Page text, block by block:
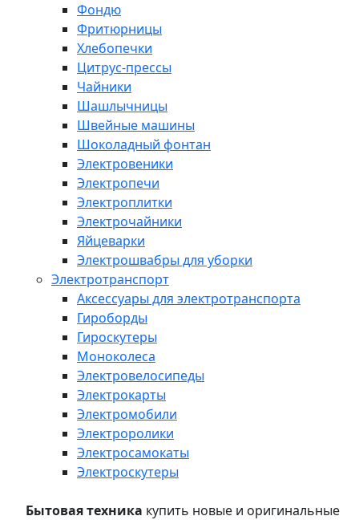
Фондю
Фритюрницы
Хлебопечки
Цитрус-прессы
Чайники
Шашлычницы
Швейные машины
Шоколадный фонтан
Электровеники
Электропечи
Электроплитки
Электрочайники
Яйцеварки
Электрошвабры для уборки
Электротранспорт
Аксессуары для электротранспорта
Гироборды
Гироскутеры
Моноколеса
Электровелосипеды
Электрокарты
Электромобили
Электроролики
Электросамокаты
Электроскутеры
Бытовая техника купить новые и оригинальные